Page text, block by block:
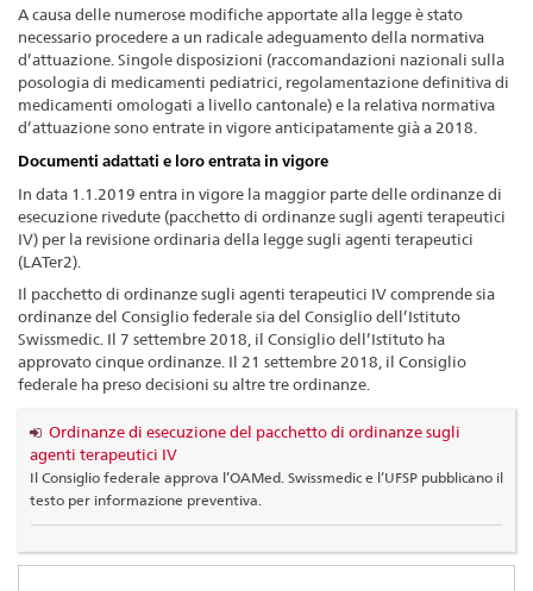
A causa delle numerose modifiche apportate alla legge è stato
necessario procedere a un radicale adeguamento della normativa
d’attuazione. Singole disposizioni (raccomandazioni nazionali sulla
posologia di medicamenti pediatrici, regolamentazione definitiva di
medicamenti omologati a livello cantonale) e la relativa normativa
d’attuazione sono entrate in vigore anticipatamente già a 2018.
Documenti adattati e loro entrata in vigore
In data 1.1.2019 entra in vigore la maggior parte delle ordinanze di
esecuzione rivedute (pacchetto di ordinanze sugli agenti terapeutici
IV) per la revisione ordinaria della legge sugli agenti terapeutici
(LATer2).
Il pacchetto di ordinanze sugli agenti terapeutici IV comprende sia
ordinanze del Consiglio federale sia del Consiglio dell’Istituto
Swissmedic. Il 7 settembre 2018, il Consiglio dell’Istituto ha
approvato cinque ordinanze. Il 21 settembre 2018, il Consiglio
federale ha preso decisioni su altre tre ordinanze.
Ordinanze di esecuzione del pacchetto di ordinanze sugli
agenti terapeutici IV
Il Consiglio federale approva l’OAMed. Swissmedic e l’UFSP pubblicano il
testo per informazione preventiva.